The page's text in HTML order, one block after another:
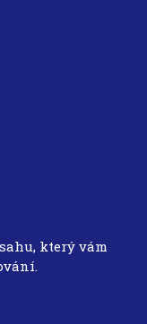
který vám